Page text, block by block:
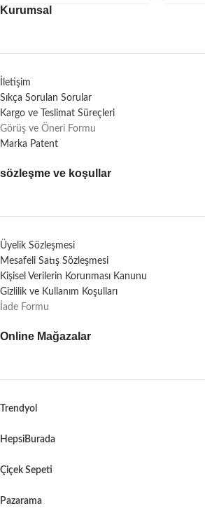
Kurumsal
İletişim
Sıkça Sorulan Sorular
Kargo ve Teslimat Süreçleri
Görüş ve Öneri Formu
Marka Patent
sözleşme ve koşullar
Üyelik Sözleşmesi
Mesafeli Satış Sözleşmesi
Kişisel Verilerin Korunması Kanunu
Gizlilik ve Kullanım Koşulları
İade Formu
Online Mağazalar
Trendyol
HepsiBurada
Çiçek Sepeti
Pazarama